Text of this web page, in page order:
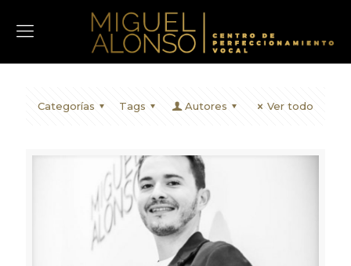
Categorías Tags Autores Ver todo